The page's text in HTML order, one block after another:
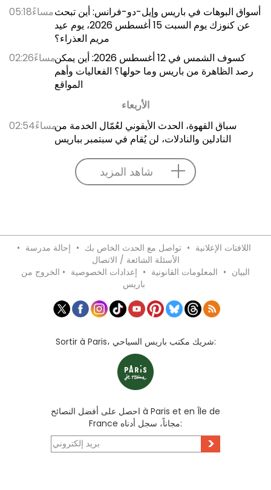
05:18مساءًأسواق البوهات في باريس وإيل-دو-فرانس: أين تبحث
عن كنوزك يوم السبت 15 أغسطس 2026، يوم عيد
مريم العذراء؟
02:26مساءًكسوف الشمس في 12 أغسطس 2026: أين يمكن
رصد الظاهرة من باريس وما حولها؟ الفعاليات وأهم
المواقع
الأربعاء
02:54مساءًسباق القهوة، الحدث الأيقوني لعُمّال الخدمة من
النادلين والنادلات، لن يُقام في سبتمبر بباريس
شاهد المزيد
اللافتات الإعلانية • تواصل مع الحدث الخاص بك • إحالة مدرسة •
الأسئلة الشائعة / الاتصال
البيان • المعلومات القانونية • إعدادات الخصوصية • الخروج من
باريس
Sortir à Paris، شريك مكتب باريس السياحي:
احصل على أفضل النصائح à Paris et en Île de
France مجاناً، سجل أدناه:
>